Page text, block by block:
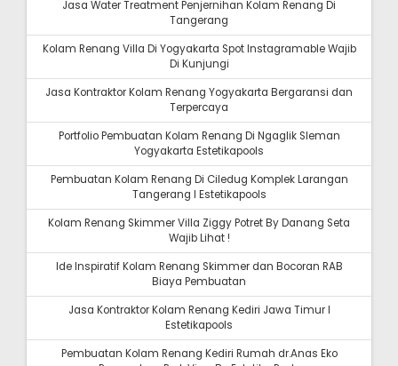
Jasa Water Treatment Penjernihan Kolam Renang Di
Tangerang
Kolam Renang Villa Di Yogyakarta Spot Instagramable Wajib
Di Kunjungi
Jasa Kontraktor Kolam Renang Yogyakarta Bergaransi dan
Terpercaya
Portfolio Pembuatan Kolam Renang Di Ngaglik Sleman
Yogyakarta Estetikapools
Pembuatan Kolam Renang Di Ciledug Komplek Larangan
Tangerang I Estetikapools
Kolam Renang Skimmer Villa Ziggy Potret By Danang Seta
Wajib Lihat !
Ide Inspiratif Kolam Renang Skimmer dan Bocoran RAB
Biaya Pembuatan
Jasa Kontraktor Kolam Renang Kediri Jawa Timur I
Estetikapools
Pembuatan Kolam Renang Kediri Rumah dr.Anas Eko